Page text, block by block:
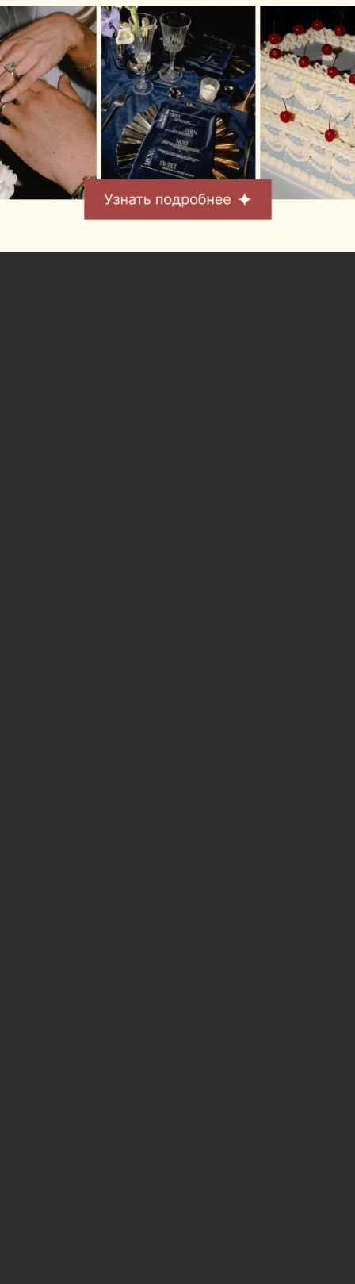
некоторых заведениях, используя жидкий дым. У
нас он настоящий. Кстати, картофель фри мы
также готовим на открытом огне. Получается
особенно вкусно. Многие возвращаются к нам
отчасти из-за вкусного соуса — он фирменный и о
его составе мы никому не рассказываем.
Геворг постоянно контролирует процесс готовки:
все должно быть идеально. А еще бывают дни,
когда владелец сам делает гостям бургеры.